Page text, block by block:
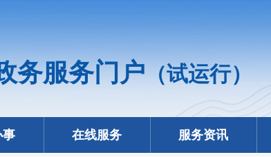
务服务门户（试运行）
事 在线服务 服务资讯